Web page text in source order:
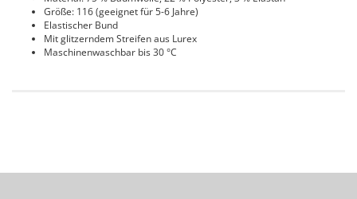
Größe: 116 (geeignet für 5-6 Jahre)
Elastischer Bund
Mit glitzerndem Streifen aus Lurex
Maschinenwaschbar bis 30 °C